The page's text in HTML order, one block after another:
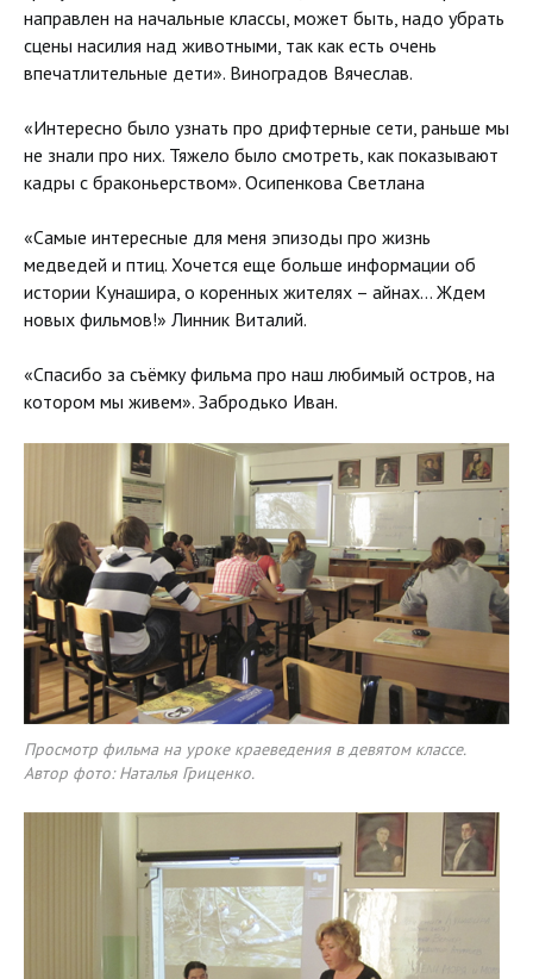
направлен на начальные классы, может быть, надо убрать
сцены насилия над животными, так как есть очень
впечатлительные дети». Виноградов Вячеслав.
«Интересно было узнать про дрифтерные сети, раньше мы
не знали про них. Тяжело было смотреть, как показывают
кадры с браконьерством». Осипенкова Светлана
«Самые интересные для меня эпизоды про жизнь
медведей и птиц. Хочется еще больше информации об
истории Кунашира, о коренных жителях – айнах… Ждем
новых фильмов!» Линник Виталий.
«Спасибо за съёмку фильма про наш любимый остров, на
котором мы живем». Забродько Иван.
Просмотр фильма на уроке краеведения в девятом классе.
Автор фото: Наталья Гриценко.